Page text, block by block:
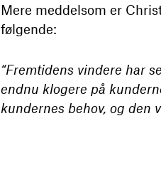
Mere meddelsom er
følgende:
“Fremtidens vindere har
endnu klogere på
kundernes behov, og